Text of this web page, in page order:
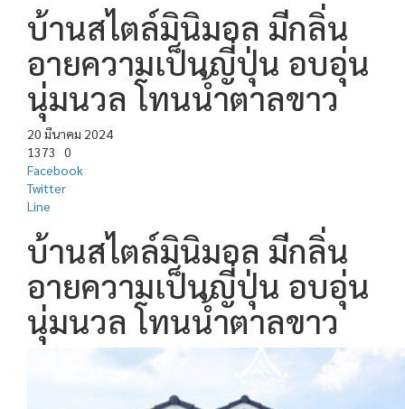
บ้านสไตล์มินิมอล มีกลิ่น
อายความเป็นญี่ปุ่น อบอุ่น
นุ่มนวล โทนน้ำตาลขาว
20 มีนาคม 2024
1373
0
Facebook
Twitter
Line
บ้านสไตล์มินิมอล มีกลิ่น
อายความเป็นญี่ปุ่น อบอุ่น
นุ่มนวล โทนน้ำตาลขาว